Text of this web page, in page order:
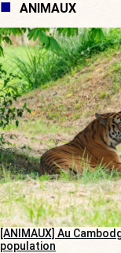
ANIMAUX
[ANIMAUX] Au
population